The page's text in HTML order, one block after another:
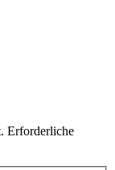
Erforderliche